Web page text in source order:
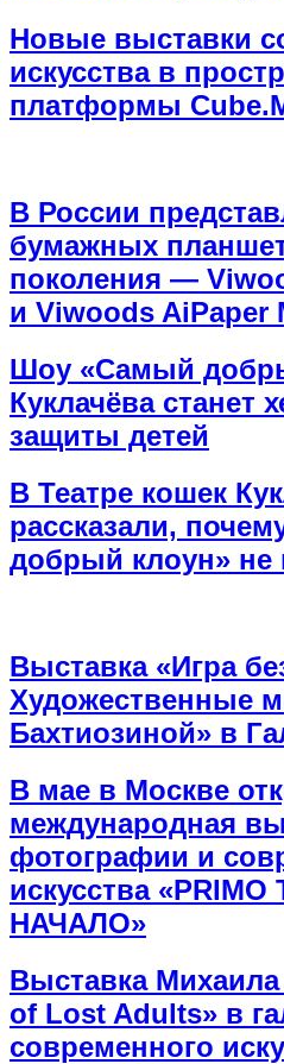
Новые выставки
искусства в
платформы
В России
бумажных
поколения —
и Viwoods AiPaper
Шоу «Самый
Куклачёва станет
защиты детей
В Театре кошек
рассказали,
добрый клоун» не
Выставка «Игра
Художественные
Бахтиозиной» в
В мае в Москве
международная
фотографии и
искусства «PRIMO
НАЧАЛО»
Выставка
of Lost Adults» в
современного